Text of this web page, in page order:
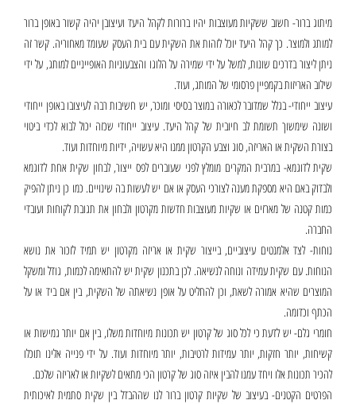
מיתוג ברור- חשוב ששקיות מעוצבות יהיו ברורות לקהל היעד ועיצובן יהיה קשור באופן ברור
למותג ולמוצר. כך קהל היעד יוכל לזהות את השקית עם בית העסק שעומד מאחוריה. קשר זה
ניתן ליצור בדרכים שונות, למשל על ידי שמירה על הלוגו והצבעוניות האופייניים למותג, על ידי
שילוב האריזות בקמפיין פרסומי של המותג, ועוד.
עיצוב ייחודי- בגלל שמדובר לכאורה במוצר בסיסי ומוכר, יש חשיבות רבה לעיצובו באופן ייחודי
ושונה שימשוך תשומת לב חיובית של קהל היעד. עיצוב ייחודי שכזה יכול לבוא לכדי ביטוי
בצורת השקית או האריזה, סוג וצבע הקרטון ממנו היא עשויה, ידיות מיוחדות ועוד.
שקית לדוגמא- במרבית המקרים מומלץ לפני שעוברים לפס ייצור, לבחון שקית אחת לדוגמא
ולבדוק באם היא מספקת מענה לצורכי העסק או אם יש לעשות בה שינויים. כמו כן ניתן להפיק
כמות קטנה של מארזים או שקיות מעוצבות חדשות מקרטון ולבחון את תגובת לקוחות ועובדי
החברה.
נוחות- לצד אלמנטים עיצוביים, בייצור שקית או אריזה מקרטון יש תמיד לזכור את נושא
הנוחות. עם שקית עמידה ונוחה לנשיאה. לכן בתכנון שקית יש להתאימה לכמות, גודל ומשקל
המוצרים שהיא אמורה לשאת, וכן להחליט על אופן נשיאתה של השקית, בין אם ביד או על
הכתף וכדומה.
חומרי גלם- יש לדעת כי לכל סוג של קרטון יש תכונות מיוחדות משלו, בין אם יותר גמישות או
קשיחות, יותר חזקות, יותר עמידות לרטיבות, יותר מיוחדות ועוד. על ידי פנייה אלינו תוכלו
להכיר תכונות אלו ויחד עמנו להבין איזה סוג של קרטון הכי מתאים לשקיות או לאריזה שלכם.
הפרטים הקטנים- בעיצוב של שקיות קרטון ברור לנו שההבדל בין שקית סתמית לאיכותית